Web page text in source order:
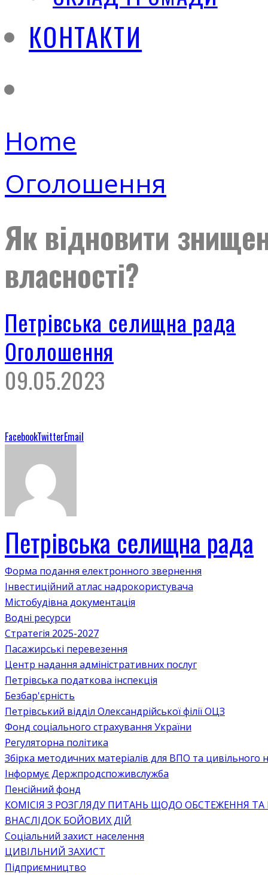
КОНТАКТИ
Home
Оголошення
Як відновити
власності?
Петрівська селищна рада
Оголошення
09.05.2023
FacebookTwitterEmail
Петрівська селищна рада
Форма подання електронного звернення
Інвестиційний атлас надрокористувача
Містобудівна документація
Водні ресурси
Стратегія 2025-2027
Пасажирські перевезення
Центр надання адміністративних послуг
Петрівська податкова інспекція
Безбар'єрність
Петрівський відділ Олександрійської філії ОЦЗ
Фонд соціального страхування України
Регуляторна політика
Збірка методичних матеріалів для ВПО та цивільного
Інформує Держпродспоживслужба
Пенсійний фонд
КОМІСІЯ З РОЗГЛЯДУ ПИТАНЬ ЩОДО ОБСТЕЖЕННЯ
ВНАСЛІДОК БОЙОВИХ ДІЙ
Соціальний захист населення
ЦИВІЛЬНИЙ ЗАХИСТ
Підприємництво